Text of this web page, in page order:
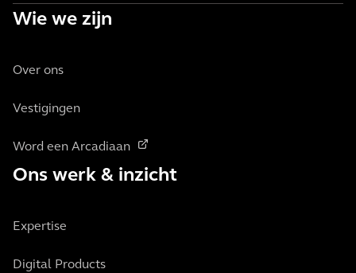
Wie we zijn
Over ons
Vestigingen
Word een Arcadiaan
Ons werk & inzicht
Expertise
Digital Products